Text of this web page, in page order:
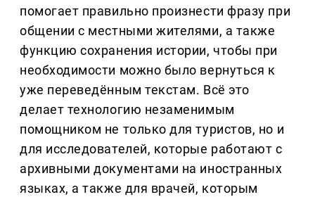
помогает правильно произнести фразу при
общении с местными жителями, а также
функцию сохранения истории, чтобы при
необходимости можно было вернуться к
уже переведённым текстам. Всё это
делает технологию незаменимым
помощником не только для туристов, но и
для исследователей, которые работают с
архивными документами на иностранных
языках, а также для врачей, которым